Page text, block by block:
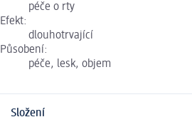
péče o rty
Efekt:
dlouhotrvající
Působení:
péče, lesk, objem
Složení